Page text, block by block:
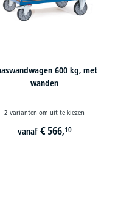
600 kg, met
wanden
2 varianten om uit te kiezen
vanaf € 566,10